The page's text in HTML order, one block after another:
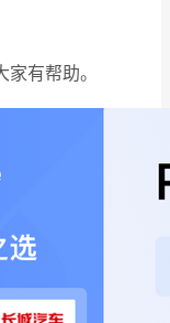
有帮助。